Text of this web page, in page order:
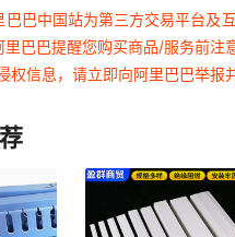
巴巴中国站为第三方交易平台及
里巴巴提醒您购买商品/服务前
权信息，请立即向阿里巴巴举报